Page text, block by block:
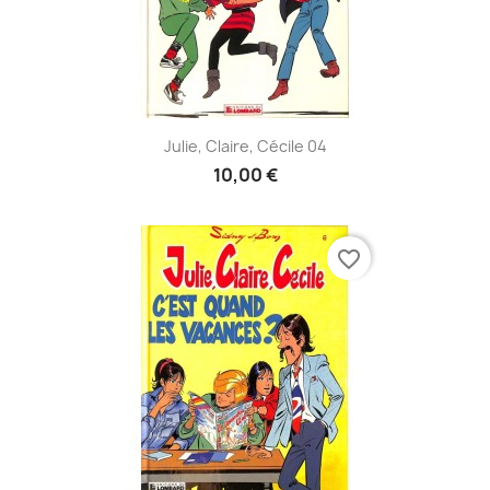
Julie, Claire, Cécile 04
10,00 €
favorite_border